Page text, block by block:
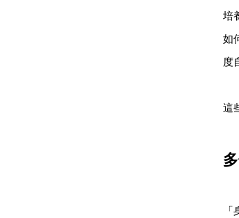
培
如
度
這